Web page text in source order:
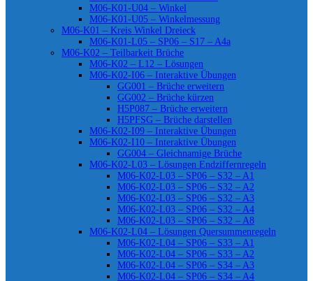
M06-K01-U04 – Winkel
M06-K01-U05 – Winkelmessung
M06-K01 – Kreis Winkel Dreieck
M06-K01-L05 – SP06 – S17 – A4a
M06-K02 – Teilbarkeit Brüche
M06-K02 – L12 – Lösungen
M06-K02-I06 – Interaktive Übungen
GG001 – Brüche erweitern
GG002 – Brüche kürzen
H5P087 – Brüche erweitern
H5PFSG – Brüche darstellen
M06-K02-I09 – Interaktive Übungen
M06-K02-I10 – Interaktive Übungen
GG004 – Gleichnamige Brüche
M06-K02-L03 – Lösungen Endziffernregeln
M06-K02-L03 – SP06 – S32 – A1
M06-K02-L03 – SP06 – S32 – A2
M06-K02-L03 – SP06 – S32 – A3
M06-K02-L03 – SP06 – S32 – A4
M06-K02-L03 – SP06 – S32 – A8
M06-K02-L04 – Lösungen Quersummenregeln
M06-K02-L04 – SP06 – S33 – A1
M06-K02-L04 – SP06 – S33 – A2
M06-K02-L04 – SP06 – S34 – A3
M06-K02-L04 – SP06 – S34 – A4